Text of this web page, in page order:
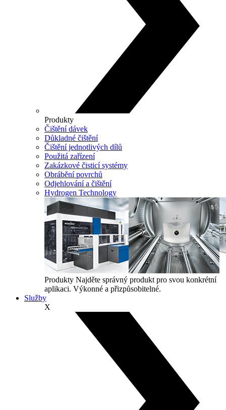
Produkty
Čištění dávek
Důkladné čištění
Čištění jednotlivých dílů
Použitá zařízení
Zakázkové čisticí systémy
Obrábění povrchů
Odjehlování a čištění
Hydrogen Technology
Produkty Najděte správný produkt pro svou konkrétní
aplikaci. Výkonné a přizpůsobitelné.
Služby
X